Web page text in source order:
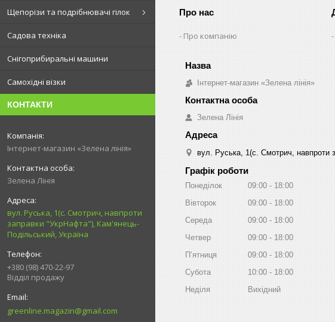
Щепорізи та подрібнювачі гілок
Садова техніка
Снігоприбиральні машини
Самохідні візки
КОНТАКТИ
Інтернет-магазин «Зелена лінія»
Зелена Лінія
вул. Руська, 1(с. Смотрич, навпроти
заправки "УкрНафта"), Кам'янець-
Подільський, Україна
+380 (98) 470-22-97
Відділ продажу
greenline.magazin@gmail.com
Про нас
Про компанію
Інтернет-магазин «Зелена лінія»
Зелена Лінія
вул. Руська, 1(с. Смотрич, навпроти
Графік роботи
Понеділок 09:00
18:00
Вівторок
09:00
18:00
Середа
09:00
18:00
Четвер
09:00
18:00
Пʼятниця
09:00
18:00
Субота
10:00
18:00
Неділя
Вихідний